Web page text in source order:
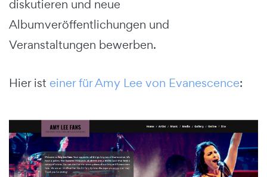
diskutieren und neue
Albumveröffentlichungen und
Veranstaltungen bewerben.
Hier ist einer für Amy Lee von Evanescence: